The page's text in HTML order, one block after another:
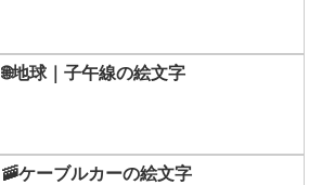
🌐地球｜子午線の絵文字
🚠ケーブルカーの絵文字